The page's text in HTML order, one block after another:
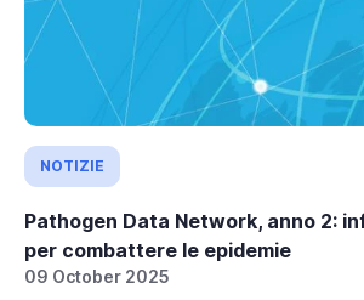
NOTIZIE
Pathogen Data Network, anno 2:
per combattere le epidemie
09 October 2025